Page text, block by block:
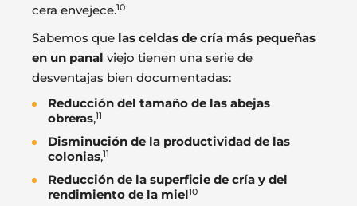
cera envejece.10
Sabemos que las celdas de cría más pequeñas
en un panal viejo tienen una serie de
desventajas bien documentadas:
Reducción del tamaño de las abejas
obreras,11
Disminución de la productividad de las
colonias,11
Reducción de la superficie de cría y del
rendimiento de la miel10